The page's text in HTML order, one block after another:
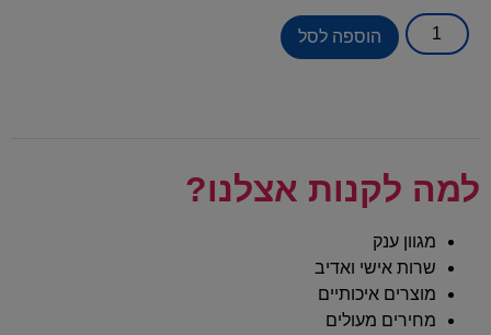
הוספה לסל
למה לקנות אצלנו?
מגוון ענק
שרות אישי ואדיב
מוצרים איכותיים
מחירים מעולים